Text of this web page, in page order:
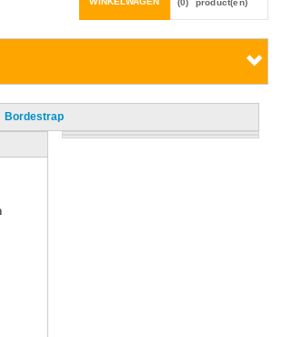
(0) product(en)
Bordestrap